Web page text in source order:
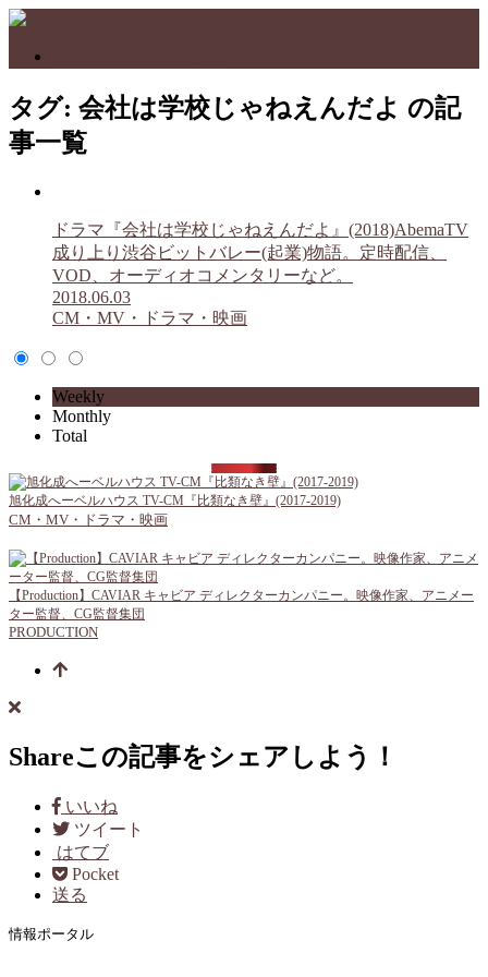
タグ: 会社は学校じゃねえんだよ の記
事一覧
ドラマ『会社は学校じゃねえんだよ』(2018)AbemaTV
成り上り渋谷ビットバレー(起業)物語。定時配信、
VOD、オーディオコメンタリーなど。
2018.06.03
CM・MV・ドラマ・映画
Weekly
Monthly
Total
旭化成へーベルハウス TV-CM『比類なき壁』(2017-2019)
CM・MV・ドラマ・映画
【Production】CAVIAR キャビア ディレクターカンパニー。映像作家、アニメー
ター監督、CG監督集団
PRODUCTION
Shareこの記事をシェアしよう！
いいね
ツイート
はてブ
Pocket
送る
情報ポータル